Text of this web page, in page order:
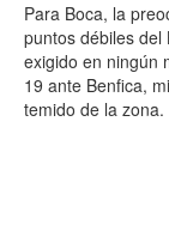
Para Boca, la
puntos débiles
exigido en ningún
19 ante Benfica,
temido de la zona.